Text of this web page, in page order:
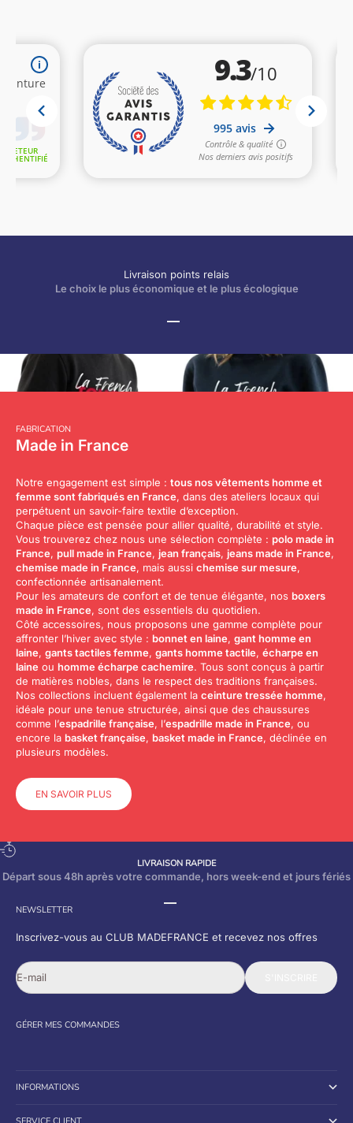
Livraison points relais
Le choix le plus économique et le plus écologique
FABRICATION
Made in France
Notre engagement est simple : tous nos vêtements homme et
femme sont fabriqués en France, dans des ateliers locaux qui
perpétuent un savoir-faire textile d’exception.
Chaque pièce est pensée pour allier qualité, durabilité et style.
Vous trouverez chez nous une sélection complète : polo made in
France, pull made in France, jean français, jeans made in France,
chemise made in France, mais aussi chemise sur mesure,
confectionnée artisanalement.
Pour les amateurs de confort et de tenue élégante, nos boxers
made in France, sont des essentiels du quotidien.
Côté accessoires, nous proposons une gamme complète pour
affronter l’hiver avec style : bonnet en laine, gant homme en
laine, gants tactiles femme, gants homme tactile, écharpe en
laine ou homme écharpe cachemire. Tous sont conçus à partir
de matières nobles, dans le respect des traditions françaises.
Nos collections incluent également la ceinture tressée homme,
idéale pour une tenue structurée, ainsi que des chaussures
comme l’espadrille française, l’espadrille made in France, ou
encore la basket française, basket made in France, déclinée en
plusieurs modèles.
EN SAVOIR PLUS
LIVRAISON RAPIDE
Départ sous 48h après votre commande, hors week-end et jours fériés
NEWSLETTER
Inscrivez-vous au CLUB MADEFRANCE et recevez nos offres
E-mail
GÉRER MES COMMANDES
INFORMATIONS